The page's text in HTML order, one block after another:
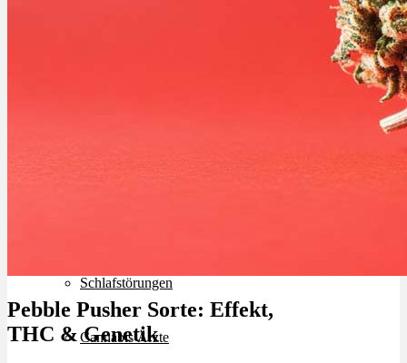
Schlafstörungen
Cannabis Ärzte
Pebble Pusher Sorte: Effekt,
THC & Genetik